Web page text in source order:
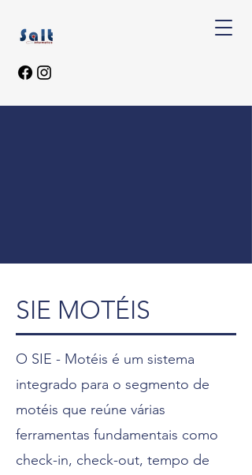
SIE MOTÉIS
O SIE - Motéis é um sistema
integrado para o segmento de
motéis que reúne várias
ferramentas fundamentais como
check-in, check-out, tempo de